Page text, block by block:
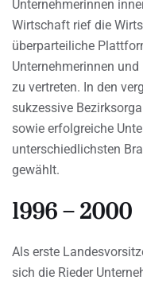
Unternehmerinnen
Wirtschaft rief die
überparteiliche
Unternehmerinnen
zu vertreten. In den
sukzessive
sowie erfolgreiche
unterschiedlichsten
gewählt.
1996 – 2000
Als erste
sich die Rieder